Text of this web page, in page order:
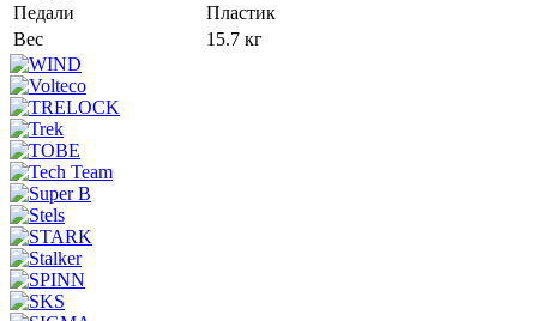
Педали
Пластик
Вес
15.7 кг